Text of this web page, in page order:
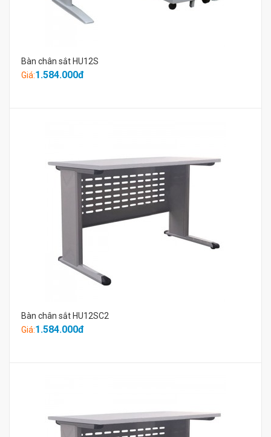
Bàn chân sắt HU12S
Giá:1.584.000đ
Bàn chân sắt HU12SC2
Giá:1.584.000đ